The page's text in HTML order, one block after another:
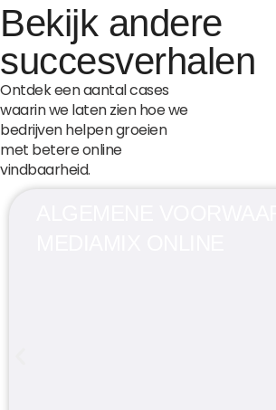
Bekijk andere
succesverhalen
Ontdek een aantal cases
waarin we laten zien hoe we
bedrijven helpen groeien
met betere online
vindbaarheid.